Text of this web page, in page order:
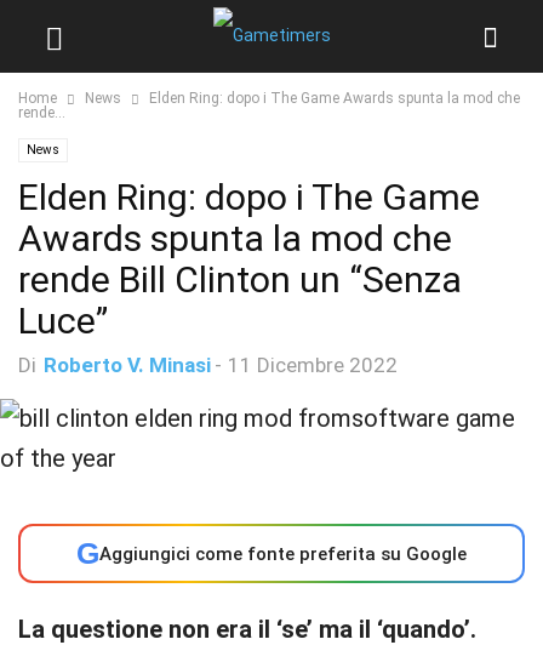
Home News
Elden Ring: dopo i The Game Awards spunta la mod che
rende...
News
Elden Ring: dopo i The Game
Awards spunta la mod che
rende Bill Clinton un “Senza
Luce”
Di Roberto V. Minasi - 11 Dicembre 2022
GAggiungici come fonte preferita su Google
La questione non era il ‘se’ ma il ‘quando’.